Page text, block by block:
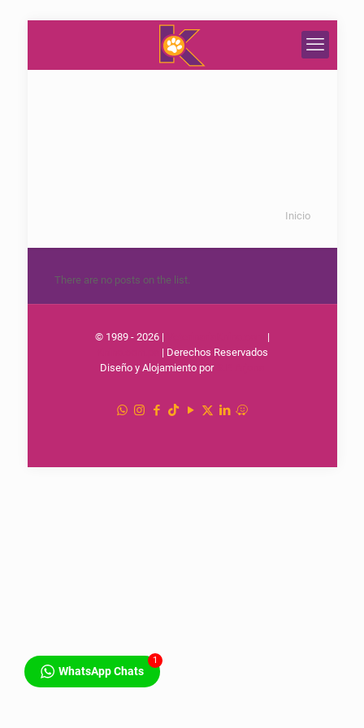
Inicio
There are no posts on the list.
© 1989 - 2026 |
|
| Derechos Reservados
Diseño y Alojamiento por
WhatsApp Chats
1